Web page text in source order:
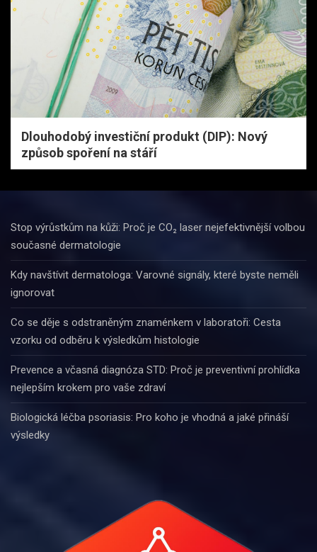
Dlouhodobý investiční produkt (DIP): Nový
způsob spoření na stáří
Stop výrůstkům na kůži: Proč je CO₂ laser nejefektivnější volbou
současné dermatologie
Kdy navštívit dermatologa: Varovné signály, které byste neměli
ignorovat
Co se děje s odstraněným znaménkem v laboratoři: Cesta
vzorku od odběru k výsledkům histologie
Prevence a včasná diagnóza STD: Proč je preventivní prohlídka
nejlepším krokem pro vaše zdraví
Biologická léčba psoriasis: Pro koho je vhodná a jaké přináší
výsledky